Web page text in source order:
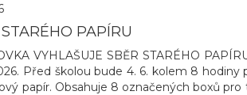
PAPÍRU
VYHLAŠUJE SBĚR STARÉHO
Před školou bude 4. 6. kolem 8
papír. Obsahuje 8 označených boxů pro